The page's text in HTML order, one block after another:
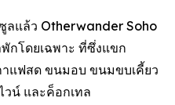
แล้ว Otherwander Soho
กโดยเฉพาะ ที่ซึ่งแขก
าแฟสด ขนมอบ ขนมขบเคี้ยว
วน์ และค็อกเทล